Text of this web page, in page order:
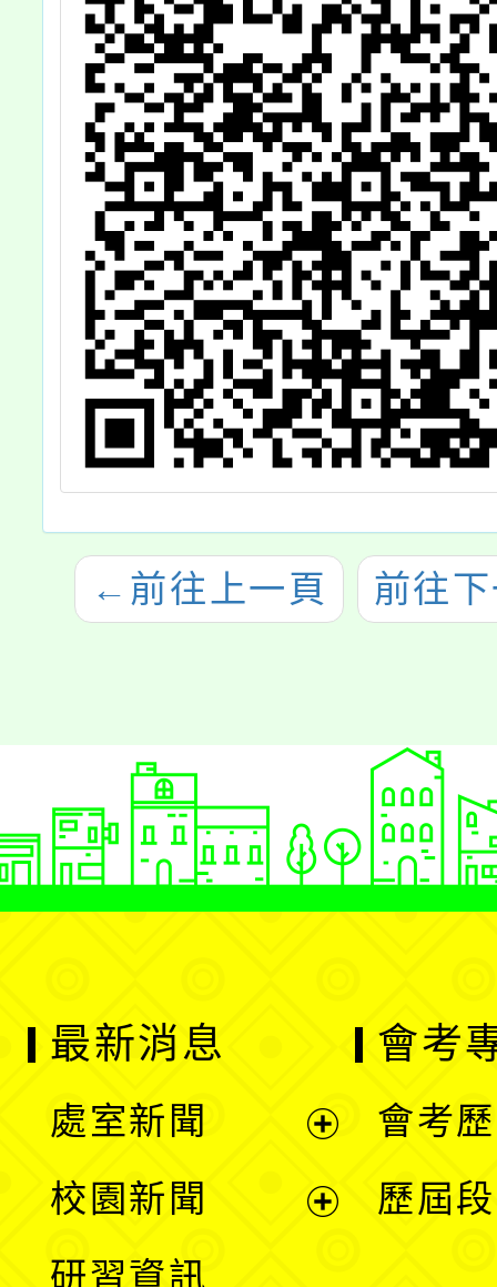
條之1，業經教
育部於中華民國
115年1月12日
以臺教授國部字
第
1146004422A
號令修正發布
← 前往上一頁 前往
最新消息
處室新聞
校園新聞
研習資訊
會考
會考
歷屆